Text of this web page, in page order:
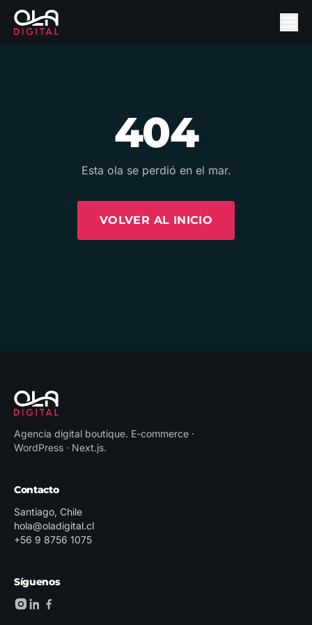
404
Esta ola se perdió en el mar.
VOLVER AL INICIO
Agencia digital boutique. E-commerce ·
WordPress · Next.js.
Contacto
Santiago, Chile
hola@oladigital.cl
+56 9 8756 1075
Síguenos